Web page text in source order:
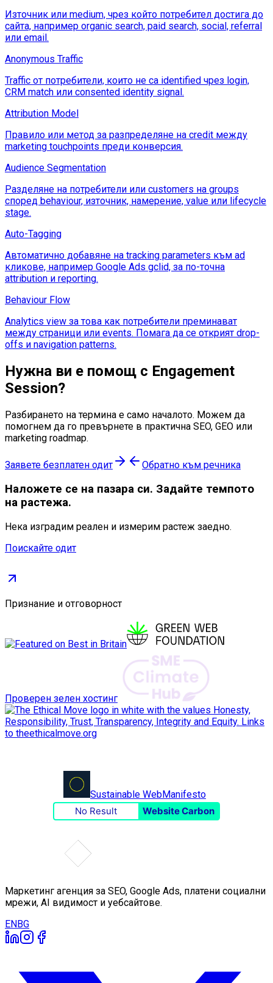
Източник или medium, чрез който потребител достига до
сайта, например organic search, paid search, social, referral
или email.
Anonymous Traffic
Traffic от потребители, които не са identified чрез login,
CRM match или consented identity signal.
Attribution Model
Правило или метод за разпределяне на credit между
marketing touchpoints преди конверсия.
Audience Segmentation
Разделяне на потребители или customers на groups
според behaviour, източник, намерение, value или lifecycle
stage.
Auto-Tagging
Автоматично добавяне на tracking parameters към ad
кликове, например Google Ads gclid, за по-точна
attribution и reporting.
Behaviour Flow
Analytics view за това как потребители преминават
между страници или events. Помага да се открият drop-
offs и navigation patterns.
Нужна ви е помощ с Engagement
Session?
Разбирането на термина е само началото. Можем да
помогнем да го превърнете в практична SEO, GEO или
marketing roadmap.
Заявете безплатен одит Обратно към речника
Наложете се на пазара си. Задайте темпото
на растежа.
Нека изградим реален и измерим растеж заедно.
Поискайте одит
Признание и отговорност
Проверен зелен хостинг
Sustainable WebManifesto
No Result
Website Carbon
Маркетинг агенция за SEO, Google Ads, платени социални
мрежи, AI видимост и уебсайтове.
ENBG